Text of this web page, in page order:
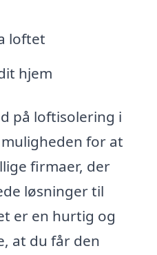
loftet
hjem
på loftisolering i
for at
firmaer, der
løsninger til
er en hurtig og
at du får den